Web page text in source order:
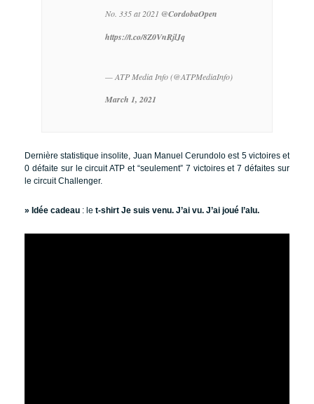
No. 335 at 2021 @CordobaOpen
https://t.co/8Z0VnRjlJq
— ATP Media Info (@ATPMediaInfo)
March 1, 2021
Dernière statistique insolite, Juan Manuel Cerundolo est 5 victoires et
0 défaite sur le circuit ATP et “seulement” 7 victoires et 7 défaites sur
le circuit Challenger.
» Idée cadeau : le t-shirt Je suis venu. J’ai vu. J’ai joué l’alu.